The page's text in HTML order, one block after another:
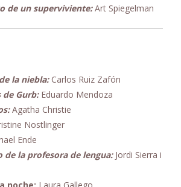
de un superviviente:Art Spiegelman
la niebla:Carlos Ruiz Zafón
de Gurb:Eduardo Mendoza
Agatha Christie
Nostlinger
Ende
de la profesora de lengua:Jordi Sierra i